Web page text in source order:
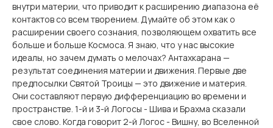
внутри материи, что приводит к расширению диапазона её
контактов со всем творением. Думайте об этом как о
расширении своего сознания, позволяющем охватить все
больше и больше Космоса. Я знаю, что у нас высокие
идеалы, но зачем думать о мелочах? Антахкарана —
результат соединения материи и движения. Первые две
предпосылки Святой Троицы — это движение и материя.
Они составляют первую дифференциацию во времени и
пространстве. 1-й и 3-й Логосы - Шива и Брахма сказали
свое слово. Когда говорит 2-й Логос - Вишну, во Вселенной